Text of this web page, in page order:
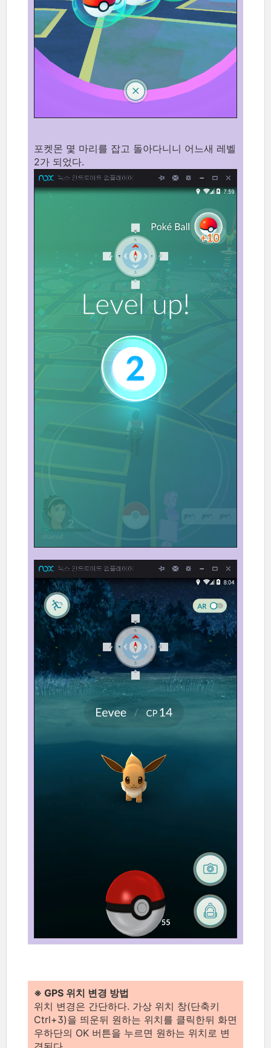
포켓몬 몇 마리를 잡고 돌아다니니 어느새 레벨
2가 되었다.
※ GPS 위치 변경 방법
위치 변경은 간단하다. 가상 위치 창(단축키
Ctrl+3)을 띄운뒤 원하는 위치를 클릭한뒤 화면
우하단의 OK 버튼을 누르면 원하는 위치로 변